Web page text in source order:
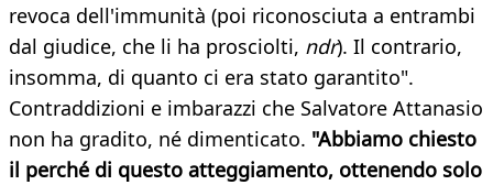
revoca dell'immunità (poi riconosciuta a entrambi
dal giudice, che li ha prosciolti, ndr). Il contrario,
insomma, di quanto ci era stato garantito".
Contraddizioni e imbarazzi che Salvatore Attanasio
non ha gradito, né dimenticato. "Abbiamo chiesto
il perché di questo atteggiamento, ottenendo solo